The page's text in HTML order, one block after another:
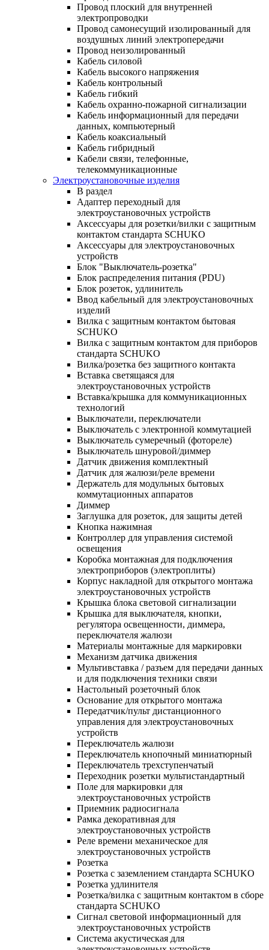
Провод плоский для внутренней
электропроводки
Провод самонесущий изолированный для
воздушных линий электропередачи
Провод неизолированный
Кабель силовой
Кабель высокого напряжения
Кабель контрольный
Кабель гибкий
Кабель охранно-пожарной сигнализации
Кабель информационный для передачи
данных, компьютерный
Кабель коаксиальный
Кабель гибридный
Кабели связи, телефонные,
телекоммуникационные
Электроустановочные изделия
В раздел
Адаптер переходный для
электроустановочных устройств
Аксессуары для розетки/вилки с защитным
контактом стандарта SCHUKO
Аксессуары для электроустановочных
устройств
Блок "Выключатель-розетка"
Блок распределения питания (PDU)
Блок розеток, удлинитель
Ввод кабельный для электроустановочных
изделий
Вилка с защитным контактом бытовая
SCHUKO
Вилка с защитным контактом для приборов
стандарта SCHUKO
Вилка/розетка без защитного контакта
Вставка светящаяся для
электроустановочных устройств
Вставка/крышка для коммуникационных
технологий
Выключатели, переключатели
Выключатель с электронной коммутацией
Выключатель сумеречный (фотореле)
Выключатель шнуровой/диммер
Датчик движения комплектный
Датчик для жалюзи/реле времени
Держатель для модульных бытовых
коммутационных аппаратов
Диммер
Заглушка для розеток, для защиты детей
Кнопка нажимная
Контроллер для управления системой
освещения
Коробка монтажная для подключения
электроприборов (электроплиты)
Корпус накладной для открытого монтажа
электроустановочных устройств
Крышка блока световой сигнализации
Крышка для выключателя, кнопки,
регулятора освещенности, диммера,
переключателя жалюзи
Материалы монтажные для маркировки
Механизм датчика движения
Мультивставка / разъем для передачи данных
и для подключения техники связи
Настольный розеточный блок
Основание для открытого монтажа
Передатчик/пульт дистанционного
управления для электроустановочных
устройств
Переключатель жалюзи
Переключатель кнопочный миниатюрный
Переключатель трехступенчатый
Переходник розетки мультистандартный
Поле для маркировки для
электроустановочных устройств
Приемник радиосигнала
Рамка декоративная для
электроустановочных устройств
Реле времени механическое для
электроустановочных устройств
Розетка
Розетка с заземлением стандарта SCHUKO
Розетка удлинителя
Розетка/вилка с защитным контактом в сборе
стандарта SCHUKO
Сигнал световой информационный для
электроустановочных устройств
Система акустическая для